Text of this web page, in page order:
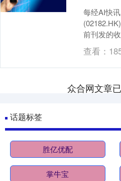
每经AI快
前刊发的
洛塘片区
明确，该
查看：
众合网文章
话题标签
胜亿优配
掌牛宝